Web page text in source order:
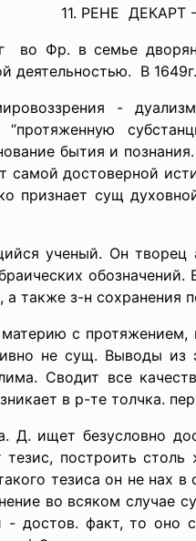
11. РЕНЕ
во Фр. в семье
деятельностью. В
-
бытия и
самой достоверной
признает сущ
ученый. Он творец
а также з-н сохранения
с протяжением,
не сущ. Выводы из
Сводит все
в р-те толчка.
Д. ищет безусловно
тезис, построить
тезиса он не нах
во всяком случае
- достов. факт, то